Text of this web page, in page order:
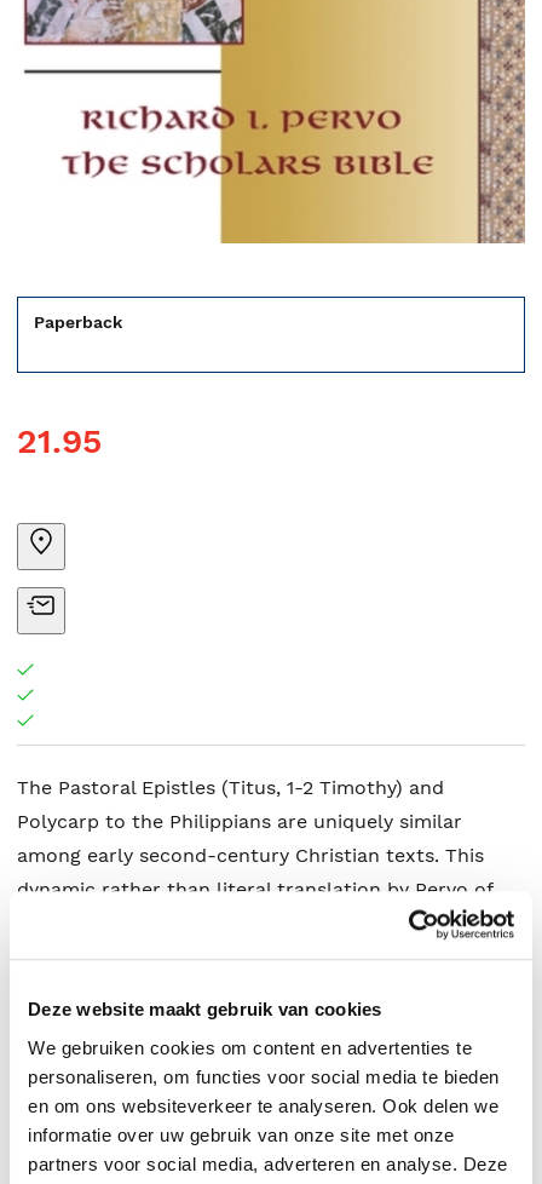
Deze website maakt gebruik van cookies
We gebruiken cookies om content en advertenties te
personaliseren, om functies voor social media te bieden
en om ons websiteverkeer te analyseren. Ook delen we
informatie over uw gebruik van onze site met onze
partners voor social media, adverteren en analyse. Deze
Paperback
21.95
The Pastoral Epistles (Titus, 1-2 Timothy) and
Polycarp to the Philippians are uniquely similar
among early second-century Christian texts. This
dynamic rather than literal translation by Pervo of
this collection remains true to the everyday Greek
original, and includes the Greek text, notes, and an
Richard I. Pervo.